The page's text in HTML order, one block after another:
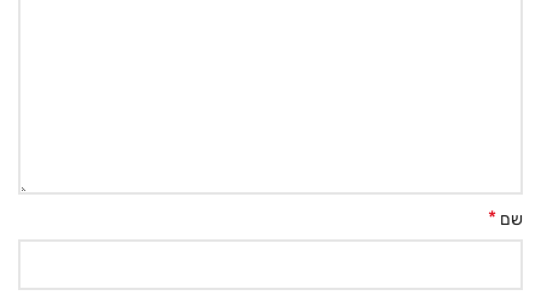
שם *